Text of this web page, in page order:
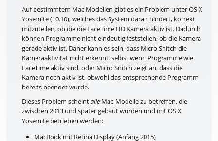
Auf bestimmtem Mac Modellen gibt es ein Problem unter OS X
Yosemite (10.10), welches das System daran hindert, korrekt
mitzuteilen, ob die die FaceTime HD Kamera aktiv ist. Dadurch
können Programme nicht eindeutig feststellen, ob die Kamera
gerade aktiv ist. Daher kann es sein, dass Micro Snitch die
Kameraaktivität nicht erkennt, selbst wenn Programme wie
FaceTime aktiv sind, oder Micro Snitch zeigt an, dass die
Kamera noch aktiv ist, obwohl das entsprechende Programm
bereits beendet wurde.
Dieses Problem scheintalleMac-Modelle zu betreffen, die
zwischen 2013 und später gebaut wurden und mit OS X
Yosemite betrieben werden:
MacBook mit Retina Display (Anfang 2015)